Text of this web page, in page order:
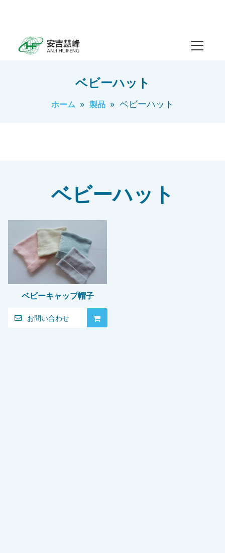
ベビーハット
ホーム » 製品 » ベビーハット
ベビーハット
ベビーキャップ帽子
お問い合わせ